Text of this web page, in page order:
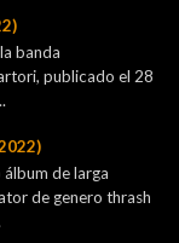
banda
publicado el 28
de larga
de genero thrash